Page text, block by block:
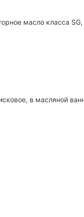
чого
– для чого
масло класса SG,
в масляной